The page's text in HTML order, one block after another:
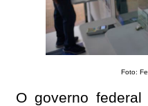
Foto:
O governo